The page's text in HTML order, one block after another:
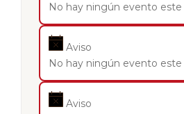
No hay ningún evento este
Aviso
No hay ningún evento este
Aviso